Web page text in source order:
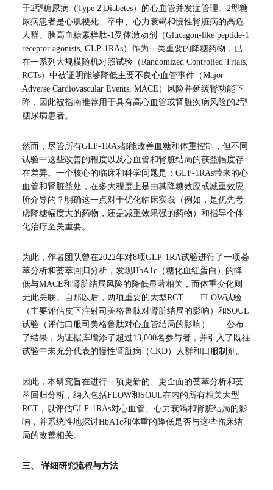
于2型糖尿病（Type 2 Diabetes）的心血管并发症管理。2型糖
尿病患者是心肌梗死、卒中、心力衰竭和慢性肾脏病的高危
人群。胰高血糖素样肽-1受体激动剂（Glucagon-like peptide-1
receptor agonists, GLP-1RAs）作为一类重要的降糖药物，已
在一系列大规模随机对照试验（Randomized Controlled Trials,
RCTs）中被证明能够降低主要不良心血管事件（Major
Adverse Cardiovascular Events, MACE）风险并延缓肾功能下
降，因此被指南推荐用于具有高心血管或肾脏疾病风险的2型
糖尿病患者。
然而，尽管所有GLP-1RAs都能改善血糖和体重控制，但不同
试验中这些改善的程度以及心血管和肾脏结局的获益幅度存
在差异。一个核心的临床和科学问题是：GLP-1RAs带来的心
血管和肾脏益处，在多大程度上是由其降糖效应或减重效应
所介导的？明确这一点对于优化临床实践（例如，是优先考
虑降糖幅度大的药物，还是减重效果强的药物）和指导个体
化治疗至关重要。
为此，作者团队曾在2022年对8项GLP-1RA试验进行了一项荟
萃分析和荟萃回归分析，发现HbA1c（糖化血红蛋白）的降
低与MACE和肾脏结局风险的降低显著相关，而体重变化则
无此关联。自那以后，两项重要的大型RCT——FLOW试验
（主要评估皮下注射司美格鲁肽对肾脏结局的影响）和SOUL
试验（评估口服司美格鲁肽对心血管结局的影响）——公布
了结果，为证据库增添了超过13,000名参与者，并引入了既往
试验中未充分代表的慢性肾脏病（CKD）人群和口服制剂。
因此，本研究旨在进行一项更新的、更全面的荟萃分析和荟
萃回归分析，纳入包括FLOW和SOUL在内的所有相关大型
RCT，以评估GLP-1RAs对心血管、心力衰竭和肾脏结局的影
响，并系统性地探讨HbA1c和体重的降低是否与这些临床结
局的改善相关。
三、 详细研究流程与方法